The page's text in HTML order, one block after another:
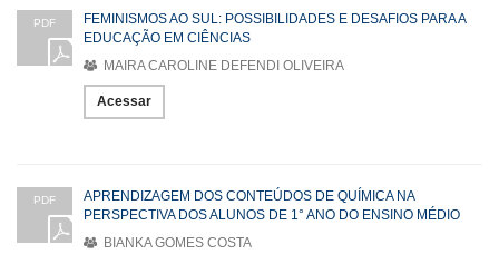
PDF
FEMINISMOS AO SUL: POSSIBILIDADES E DESAFIOS PARA A
EDUCAÇÃO EM CIÊNCIAS
MAIRA CAROLINE DEFENDI OLIVEIRA
Acessar
PDF
APRENDIZAGEM DOS CONTEÚDOS DE QUÍMICA NA
PERSPECTIVA DOS ALUNOS DE 1° ANO DO ENSINO MÉDIO
BIANKA GOMES COSTA